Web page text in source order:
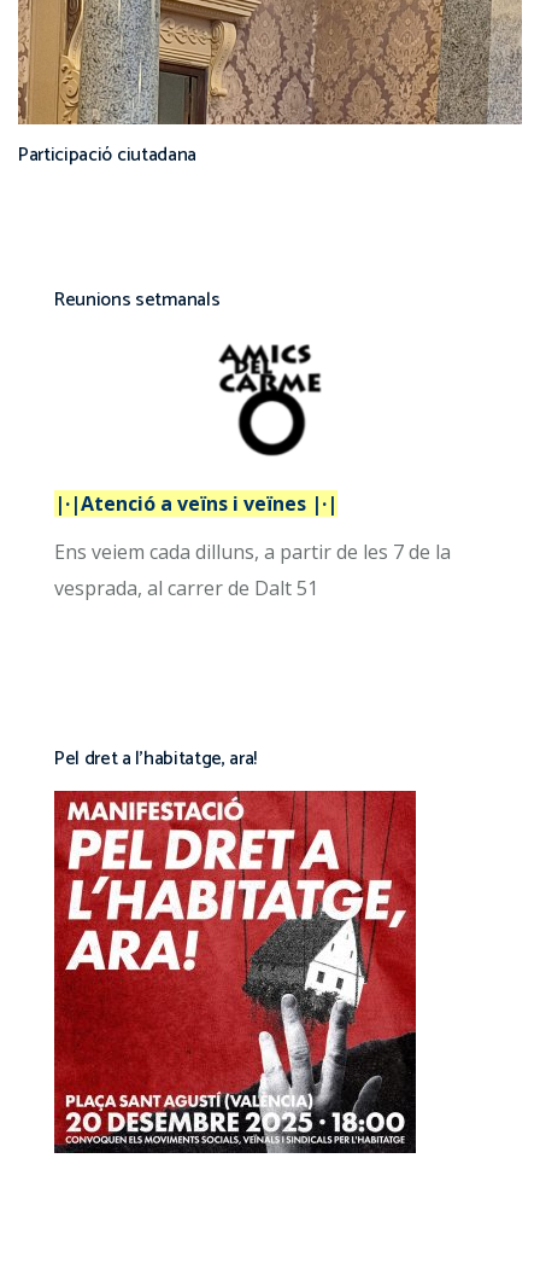
Participació ciutadana
Reunions setmanals
|·|Atenció a veïns i veïnes |·|
Ens veiem cada dilluns, a partir de les 7 de la
vesprada, al carrer de Dalt 51
Pel dret a l’habitatge, ara!